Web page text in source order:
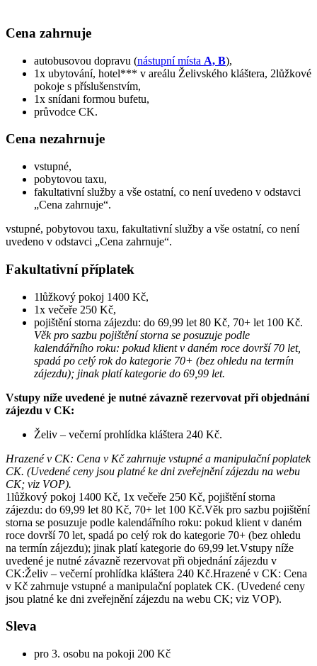
Cena zahrnuje
autobusovou dopravu (nástupní místa A, B),
1x ubytování, hotel*** v areálu Želivského kláštera, 2lůžkové
pokoje s příslušenstvím,
1x snídani formou bufetu,
průvodce CK.
Cena nezahrnuje
vstupné,
pobytovou taxu,
fakultativní služby a vše ostatní, co není uvedeno v odstavci
„Cena zahrnuje“.
vstupné, pobytovou taxu, fakultativní služby a vše ostatní, co není
uvedeno v odstavci „Cena zahrnuje“.
Fakultativní příplatek
1lůžkový pokoj 1400 Kč,
1x večeře 250 Kč,
pojištění storna zájezdu: do 69,99 let 80 Kč, 70+ let 100 Kč.
Věk pro sazbu pojištění storna se posuzuje podle
kalendářního roku: pokud klient v daném roce dovrší 70 let,
spadá po celý rok do kategorie 70+ (bez ohledu na termín
zájezdu); jinak platí kategorie do 69,99 let.
Vstupy níže uvedené je nutné závazně rezervovat při objednání
zájezdu v CK:
Želiv – večerní prohlídka kláštera 240 Kč.
Hrazené v CK: Cena v Kč zahrnuje vstupné a manipulační poplatek
CK. (Uvedené ceny jsou platné ke dni zveřejnění zájezdu na webu
CK; viz VOP).
1lůžkový pokoj 1400 Kč, 1x večeře 250 Kč, pojištění storna
zájezdu: do 69,99 let 80 Kč, 70+ let 100 Kč.Věk pro sazbu pojištění
storna se posuzuje podle kalendářního roku: pokud klient v daném
roce dovrší 70 let, spadá po celý rok do kategorie 70+ (bez ohledu
na termín zájezdu); jinak platí kategorie do 69,99 let.Vstupy níže
uvedené je nutné závazně rezervovat při objednání zájezdu v
CK:Želiv – večerní prohlídka kláštera 240 Kč.Hrazené v CK: Cena
v Kč zahrnuje vstupné a manipulační poplatek CK. (Uvedené ceny
jsou platné ke dni zveřejnění zájezdu na webu CK; viz VOP).
Sleva
pro 3. osobu na pokoji 200 Kč